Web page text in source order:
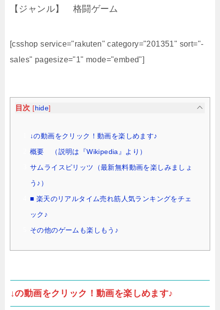
【ジャンル】 格闘ゲーム
[csshop service="rakuten" category="201351" sort="-
sales" pagesize="1" mode="embed"]
目次 [ hide]
↓の動画をクリック！動画を楽しめます♪
概要 （説明は『Wikipedia』より）
サムライスピリッツ（最新無料動画を楽しみましょ
う♪）
■ 楽天のリアルタイム売れ筋人気ランキングをチェ
ック♪
その他のゲームも楽しもう♪
↓の動画をクリック！動画を楽しめます♪